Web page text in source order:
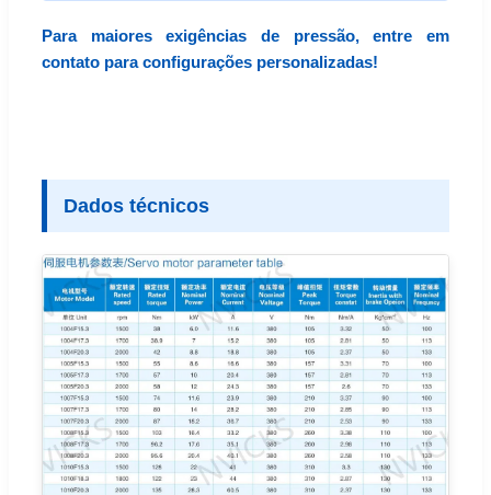
Para maiores exigências de pressão, entre em
contato para configurações personalizadas!
Dados técnicos